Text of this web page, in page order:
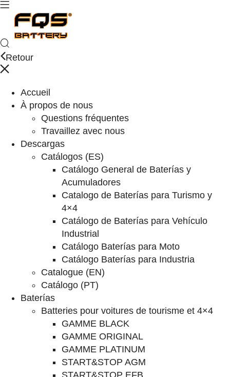
Retour
Accueil
À propos de nous
Questions fréquentes
Travaillez avec nous
Descargas
Catálogos (ES)
Catálogo General de Baterías y
Acumuladores
Catalogo de Baterías para Turismo y
4×4
Catálogo de Baterías para Vehículo
Industrial
Catálogo Baterías para Moto
Catálogo Baterías para Industria
Catalogue (EN)
Catálogo (PT)
Baterías
Batteries pour voitures de tourisme et 4×4
GAMME BLACK
GAMME ORIGINAL
GAMME PLATINUM
START&STOP AGM
START&STOP EFB